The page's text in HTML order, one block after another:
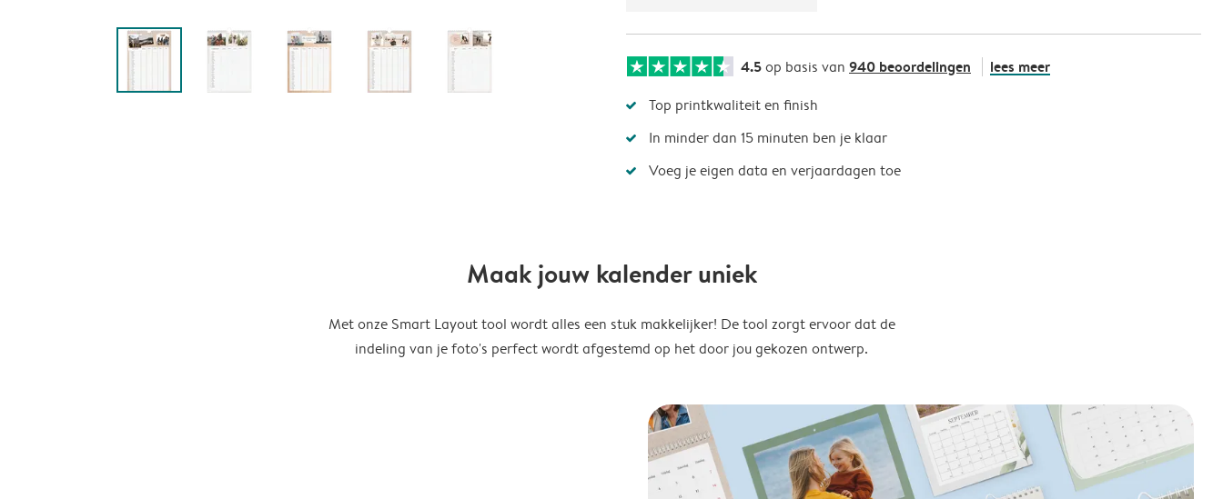
4.5op basis van 940 beoordelingen lees meer
Top printkwaliteit en finish
In minder dan 15 minuten ben je klaar
Voeg je eigen data en verjaardagen toe
Maak jouw kalender uniek
Met onze Smart Layout tool wordt alles een stuk makkelijker! De tool zorgt ervoor dat de
indeling van je foto's perfect wordt afgestemd op het door jou gekozen ontwerp.